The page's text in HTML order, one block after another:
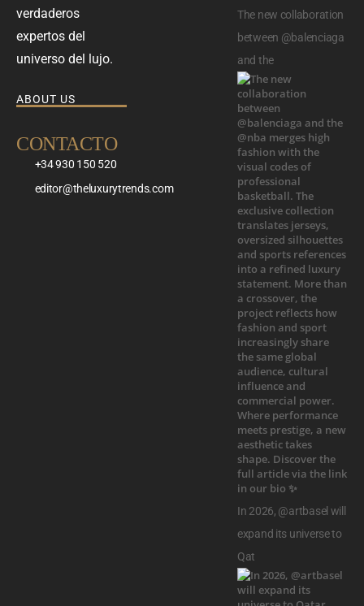
verdaderos
expertos del
universo del lujo.
ABOUT US
CONTACTO
+34 930 150 520
editor@theluxurytrends.com
The new collaboration
between @balenciaga
and the
In 2026, @artbasel will
expand its universe to
Qat